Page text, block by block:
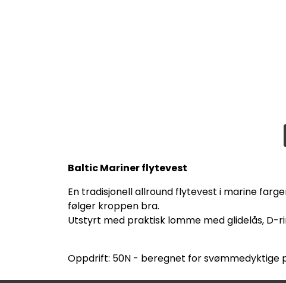
Baltic Mariner flytevest
En tradisjonell allround flytevest i marine
følger kroppen bra.
Utstyrt med praktisk lomme med glidelås, D-
Oppdrift: 50N - beregnet for svømmedyktige